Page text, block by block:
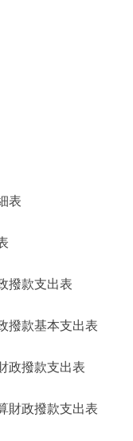
訴即辦
表
款支出表
款基本支出表
撥款支出表
政撥款支出表